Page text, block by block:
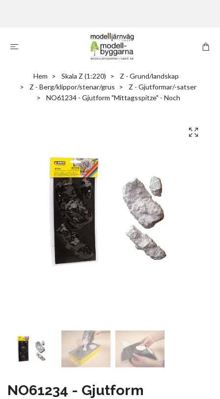
Hem Skala Z (1:220)
Z - Grund/landskap
Z - Berg/klippor/stenar/grus
Z - Gjutformar/-satser
NO61234 - Gjutform "Mittagsspitze" - Noch
NO61234 - Gjutform